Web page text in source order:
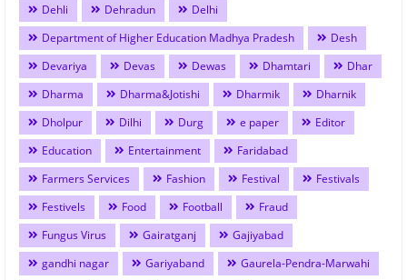
Dehli
Dehradun
Delhi
Department of Higher Education Madhya Pradesh
Desh
Devariya
Devas Dewas Dhamtari
Dhar
Dharma
Dharma&Jotishi Dharmik
Dharnik
Dholpur
Dilhi Durg e paper
Editor
Education
Entertainment
Faridabad
Farmers Services
Fashion Festival
Festivals
Festivels
Food Football
Fraud
Fungus Virus
Gairatganj
Gajiyabad
gandhi nagar
Gariyaband
Gaurela-Pendra-Marwahi